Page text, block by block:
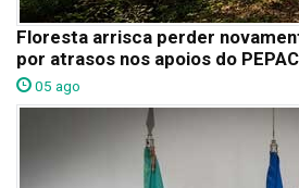
Floresta arrisca perder
por atrasos nos apoios do PEPAC
05 ago